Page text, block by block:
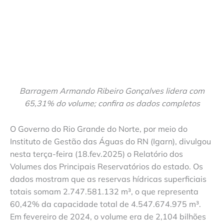
Barragem Armando Ribeiro Gonçalves lidera com
65,31% do volume; confira os dados completos
O Governo do Rio Grande do Norte, por meio do
Instituto de Gestão das Águas do RN (Igarn), divulgou
nesta terça-feira (18.fev.2025) o Relatório dos
Volumes dos Principais Reservatórios do estado. Os
dados mostram que as reservas hídricas superficiais
totais somam 2.747.581.132 m³, o que representa
60,42% da capacidade total de 4.547.674.975 m³.
Em fevereiro de 2024, o volume era de 2,104 bilhões